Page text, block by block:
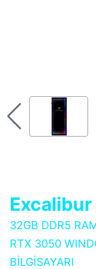
Excalibur
32GB DDR5
RTX 3050
BİLGİSAYARI